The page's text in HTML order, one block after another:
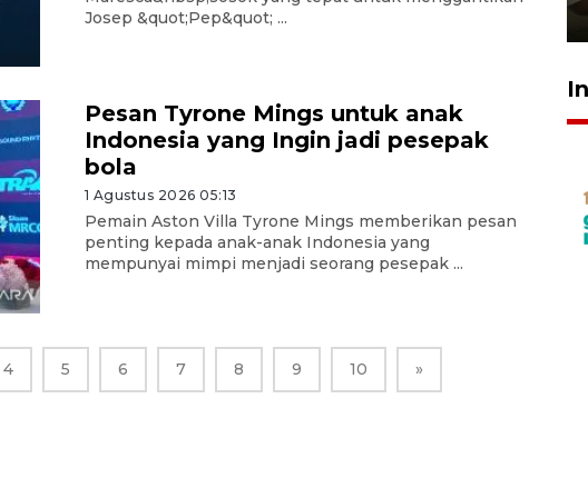
Josep &quot;Pep&quot; ...
Pesan Tyrone Mings untuk anak
Indonesia yang Ingin jadi pesepak
bola
1 Agustus 2026 05:13
Pemain Aston Villa Tyrone Mings memberikan pesan
penting kepada anak-anak Indonesia yang
mempunyai mimpi menjadi seorang pesepak ...
4 5 6 7 8 9 10 »
23 Juli 2026 14:28